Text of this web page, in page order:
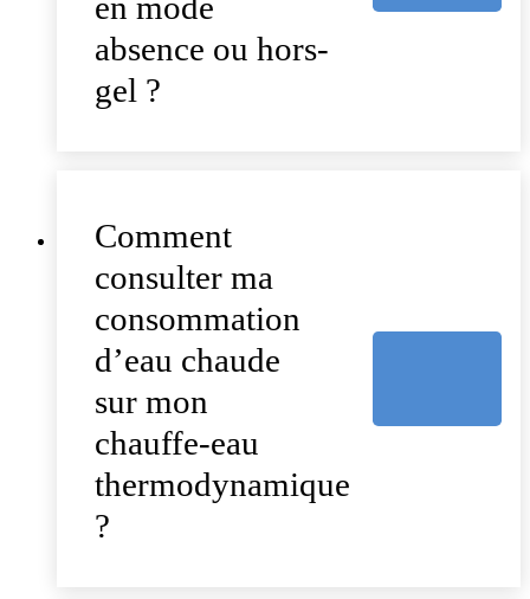
en mode
absence ou hors-
gel ?
Comment
consulter ma
consommation
d’eau chaude
sur mon
chauffe-eau
thermodynamique
?